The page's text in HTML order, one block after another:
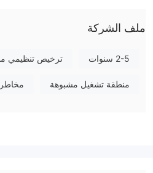
سلبيات FOX FX
موقع غير متاح
ملف الشركة
2-5 سنوات ترخيص تنظيمي
منطقة تشغيل مشبوهة مخاطر